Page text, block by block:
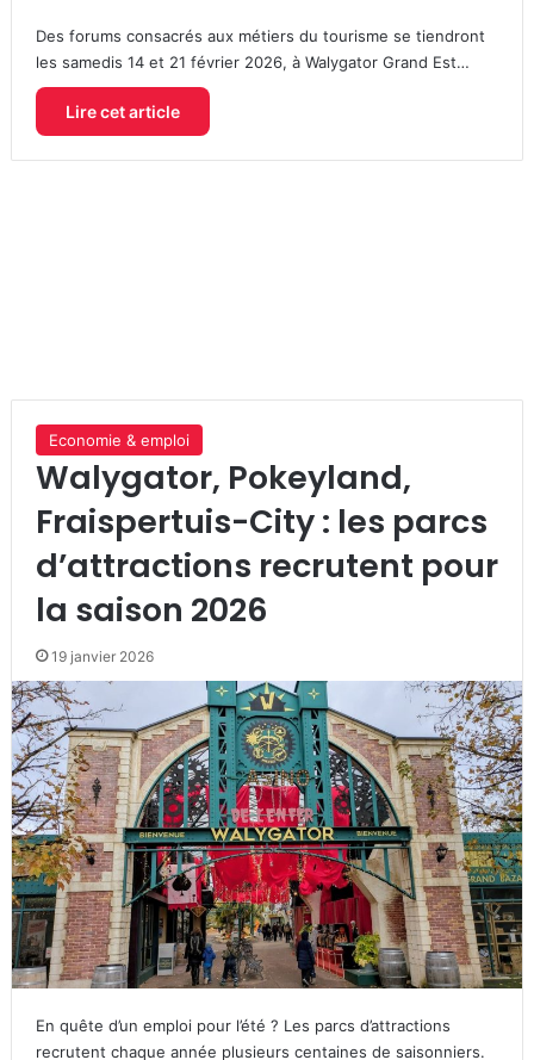
Des forums consacrés aux métiers du tourisme se tiendront
les samedis 14 et 21 février 2026, à Walygator Grand Est…
Lire cet article
Economie & emploi
Walygator, Pokeyland,
Fraispertuis-City : les parcs
d’attractions recrutent pour
la saison 2026
19 janvier 2026
En quête d’un emploi pour l’été ? Les parcs d’attractions
recrutent chaque année plusieurs centaines de saisonniers.